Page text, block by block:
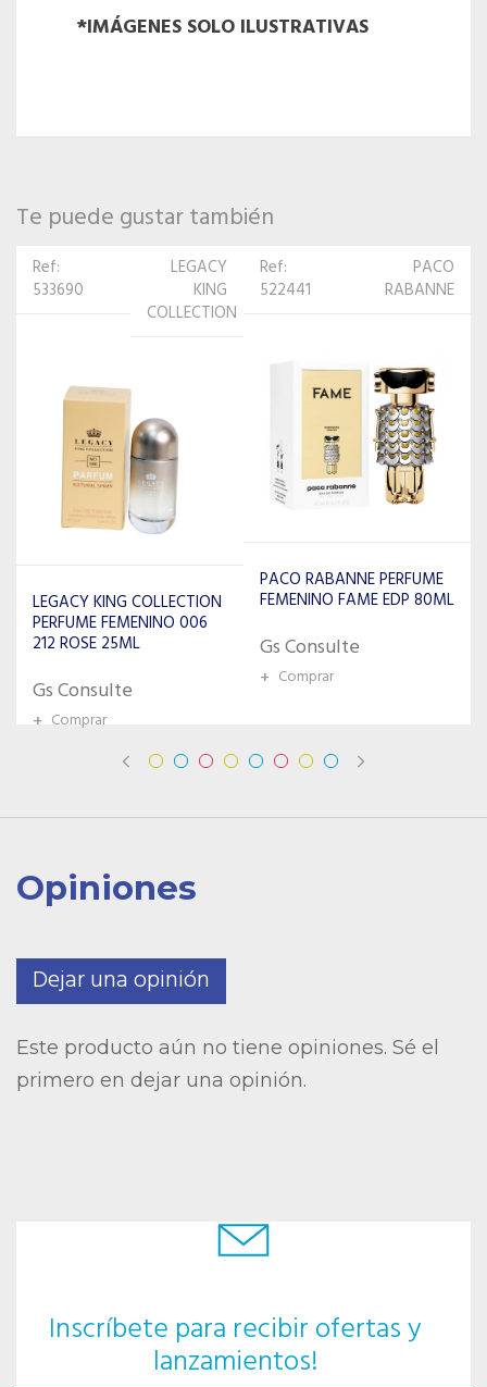
*IMÁGENES SOLO ILUSTRATIVAS
Te puede gustar también
Ref:
522441
PACO
RABANNE
FEMENINO FAME EDP 80ML
Gs Consulte
+ Comprar
Ref:
525794
AURORA
SCENTS
AURORA SCENTS PERFUME
MONUMENT POUR FEMME
Gs Consulte
Opiniones
Dejar una opinión
Este producto aún no tiene opiniones. Sé el
primero en dejar una opinión.
Inscríbete para recibir ofertas y
lanzamientos!